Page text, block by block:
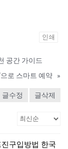
인쇄
공간 가이드
으로 스마트 예약
»
글수정 글삭제
구입방법 한국